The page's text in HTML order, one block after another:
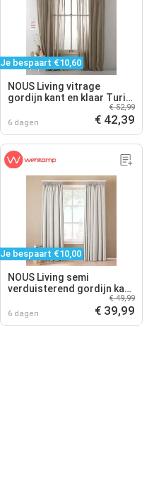
Je bespaart €10,60
NOUS Living vitrage
gordijn kant en klaar Turijn
(per stuk) (300 x 315 cm)
6 dagen
€ 52,99
€ 42,39
Je bespaart €10,00
NOUS Living semi
verduisterend gordijn kant
en klaar (per stuk) (140 x
270 cm)
6 dagen
€ 49,99
€ 39,99